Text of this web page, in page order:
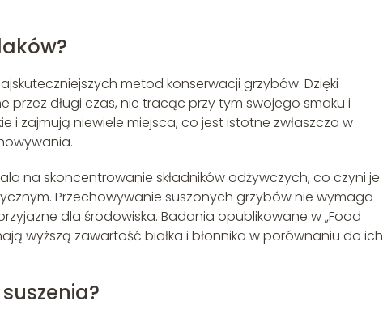
metod konserwacji grzybów. Dzięki
długi czas, nie tracąc przy tym swojego smaku i
i zajmują niewiele miejsca, co jest istotne zwłaszcza w
na skoncentrowanie składników odżywczych, co czyni je
Przechowywanie suszonych grzybów nie wymaga
dla środowiska. Badania opublikowane w „Food
wyższą zawartość białka i błonnika w porównaniu do ich